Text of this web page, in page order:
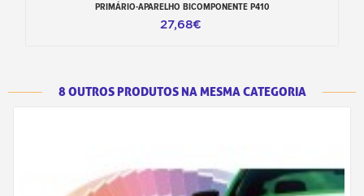
PRIMÁRIO-APARELHO BICOMPONENTE P410
27,68€
8 OUTROS PRODUTOS NA MESMA CATEGORIA